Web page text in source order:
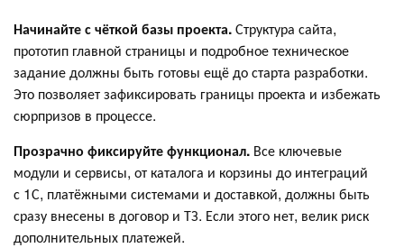
Начинайте с чёткой базы проекта.Структура сайта,
прототип главной страницы и подробное техническое
задание должны быть готовы ещё до старта разработки.
Это позволяет зафиксировать границы проекта и избежать
сюрпризов в процессе.
Прозрачно фиксируйте функционал. Все ключевые
модули и сервисы, от каталога и корзины до интеграций
с 1С, платёжными системами и доставкой, должны быть
сразу внесены в договор и ТЗ. Если этого нет, велик риск
дополнительных платежей.